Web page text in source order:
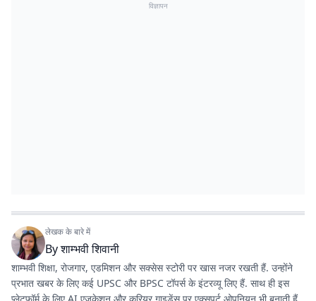
विज्ञापन
लेखक के बारे में
Byशाम्भवी शिवानी
शाम्भवी शिक्षा, रोजगार, एडमिशन और सक्सेस स्टोरी पर खास नजर रखती हैं. उन्होंने
प्रभात खबर के लिए कई UPSC और BPSC टॉपर्स के इंटरव्यू लिए हैं. साथ ही इस